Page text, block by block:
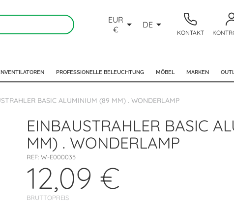
EUR
€
 DE 
KONTAKT
PROFESSIONELLE BELEUCHTUNG MÖBEL MARKEN
BASIC ALUMINIUM (89 MM) . WONDERLAMP
EINBAUSTRAHLER BASIC
MM) . WONDERLAMP
REF: W-E000035
12,09 €
BRUTTOPREIS